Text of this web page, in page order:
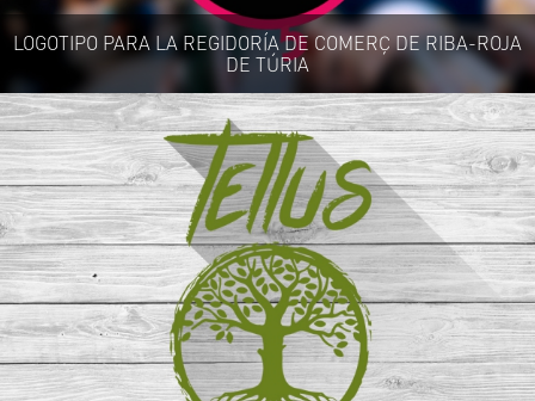
LOGOTIPO PARA LA REGIDORÍA DE COMERÇ DE RIBA-ROJA
DE TÚRIA